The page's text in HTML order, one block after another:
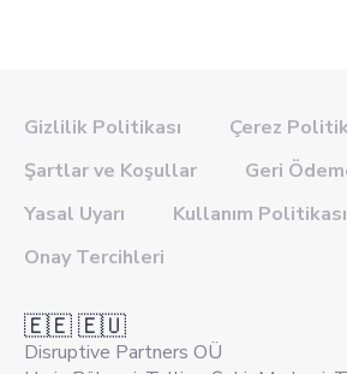
Gizlilik Politikası
Çerez
Şartlar ve Koşullar
Geri
Yasal Uyarı
Kullanım Politikası
Onay Tercihleri
🇪🇪 🇪🇺
Disruptive Partners OÜ